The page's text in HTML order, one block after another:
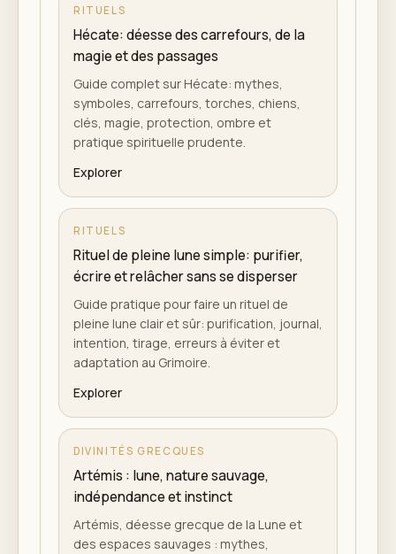
RITUELS
Hécate: déesse des carrefours, de la
magie et des passages
Guide complet sur Hécate: mythes,
symboles, carrefours, torches, chiens,
clés, magie, protection, ombre et
pratique spirituelle prudente.
Explorer
RITUELS
Rituel de pleine lune simple: purifier,
écrire et relâcher sans se disperser
Guide pratique pour faire un rituel de
pleine lune clair et sûr: purification, journal,
intention, tirage, erreurs à éviter et
adaptation au Grimoire.
Explorer
DIVINITÉS GRECQUES
Artémis : lune, nature sauvage,
indépendance et instinct
Artémis, déesse grecque de la Lune et
des espaces sauvages : mythes,